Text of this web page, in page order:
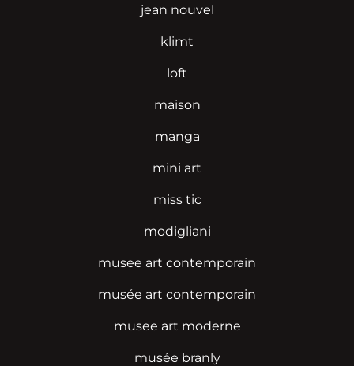
jean nouvel
klimt
loft
maison
manga
mini art
miss tic
modigliani
musee art contemporain
musée art contemporain
musee art moderne
musée branly